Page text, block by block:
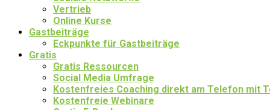
Vertrieb
Online Kurse
Gastbeiträge
Eckpunkte für Gastbeiträge
Gratis
Gratis Ressourcen
Social Media Umfrage
Kostenfreies Coaching direkt am Telefon mit
Kostenfreie Webinare